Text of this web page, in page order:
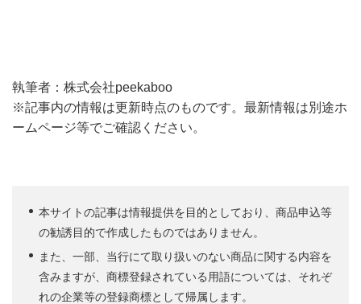
執筆者：株式会社peekaboo
※記事内の情報は更新時点のものです。最新情報は別途ホ
ームページ等でご確認ください。
本サイトの記事は情報提供を目的としており、商品申込等
の勧誘目的で作成したものではありません。
また、一部、当行にて取り扱いのない商品に関する内容を
含みますが、商標登録されている用語については、それぞ
れの企業等の登録商標として帰属します。